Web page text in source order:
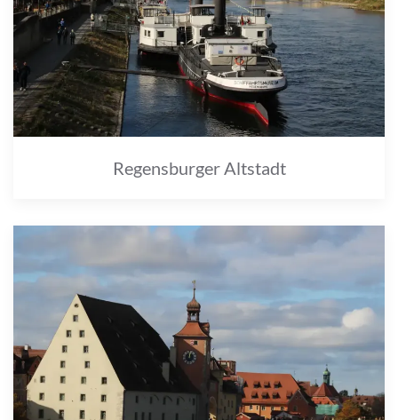
Regensburger Altstadt